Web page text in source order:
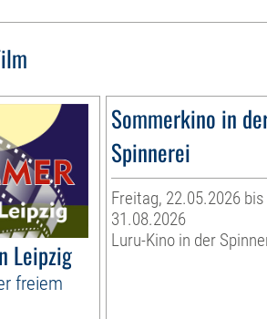
Leipzig
freiem
Sommerkino in
Spinnerei
Freitag, 22.05.2026
31.08.2026
Luru-Kino in der